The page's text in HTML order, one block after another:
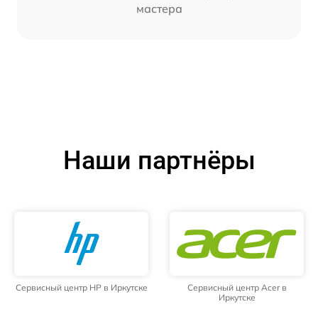
мастера
Наши партнёры
Сервисный центр HP в Иркутске
Сервисный центр Acer в
Иркутске